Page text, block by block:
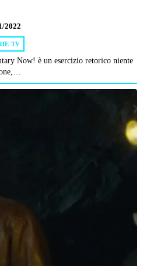
2022
TV
Now! è un esercizio retorico niente